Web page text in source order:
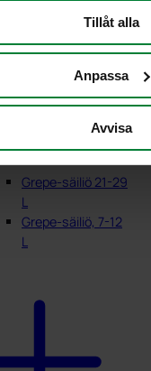
Tillåt alla
Anpassa
Avvisa
Grepe-säiliö 21-29
L
Grepe-säiliö, 7-12
L